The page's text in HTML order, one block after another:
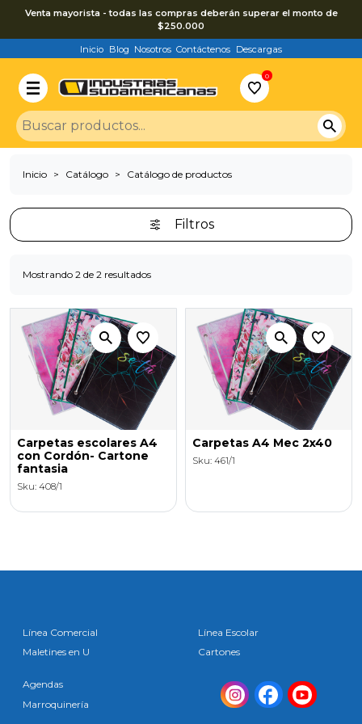
Venta mayorista - todas las compras deberán superar el monto de
$250.000
Inicio Blog Nosotros Contáctenos Descargas
0
Inicio Catálogo Catálogo de productos
Filtros
Mostrando 2 de 2 resultados
Carpetas escolares A4
con Cordón- Cartone
fantasia
Sku: 408/1
Carpetas A4 Mec 2x40
Sku: 461/1
Línea Comercial
Maletines en U
Línea Escolar
Cartones
Agendas
Marroquinería